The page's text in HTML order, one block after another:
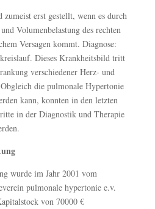
erst gestellt, wenn es durch
Volumenbelastung des rechten
Versagen kommt. Diagnose:
Dieses Krankheitsbild tritt
verschiedener Herz- und
die pulmonale Hypertonie
kann, konnten in den letzten
in der Diagnostik und Therapie
wurde im Jahr 2001 vom
pulmonale hypertonie e.v.
von 70000 €